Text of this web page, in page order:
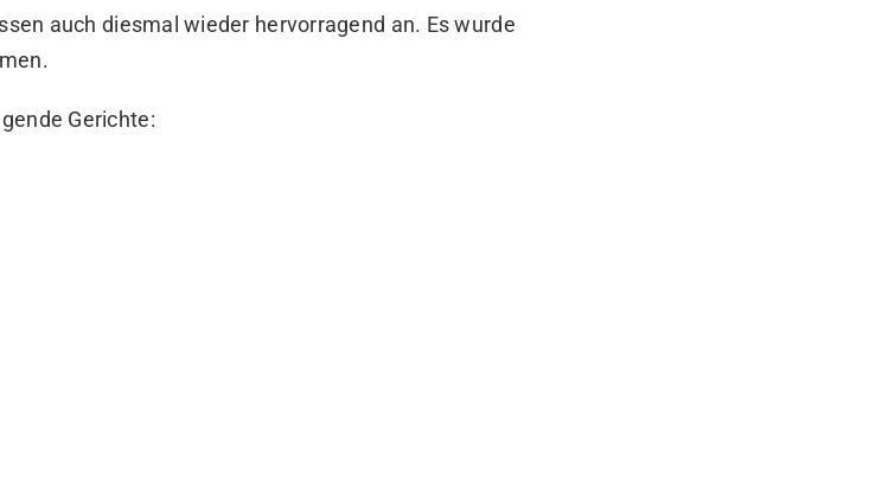
auch diesmal wieder hervorragend an. Es wurde
Gerichte: